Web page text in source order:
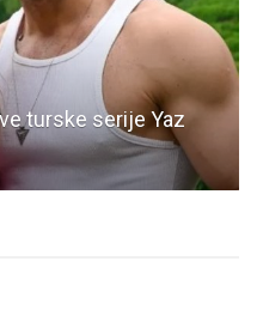
turske serije Yaz